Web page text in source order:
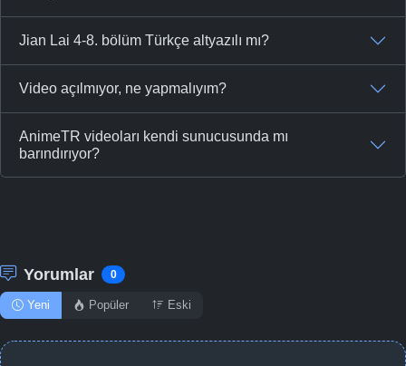
Jian Lai 4-8. bölüm Türkçe altyazılı mı?
Video açılmıyor, ne yapmalıyım?
AnimeTR videoları kendi sunucusunda mı
barındırıyor?
Yorumlar 0
Yeni Popüler Eski